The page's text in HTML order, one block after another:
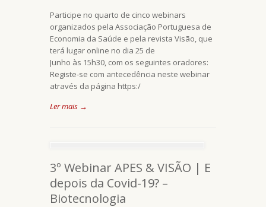
Participe no quarto de cinco webinars
organizados pela Associação Portuguesa de
Economia da Saúde e pela revista Visão, que
terá lugar online no dia 25 de
Junho às 15h30, com os seguintes oradores:
Registe-se com antecedência neste webinar
através da página https:/
Ler mais →
3º Webinar APES & VISÃO | E
depois da Covid-19? –
Biotecnologia